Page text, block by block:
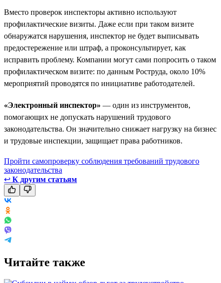
Вместо проверок инспекторы активно используют
профилактические визиты. Даже если при таком визите
обнаружатся нарушения, инспектор не будет выписывать
предостережение или штраф, а проконсультирует, как
исправить проблему. Компании могут сами попросить о таком
профилактическом визите: по данным Роструда, около 10%
мероприятий проводятся по инициативе работодателей.
«Электронный инспектор» — один из инструментов,
помогающих не допускать нарушений трудового
законодательства. Он значительно снижает нагрузку на бизнес
и трудовые инспекции, защищает права работников.
Пройти самопроверку соблюдения требований трудового
законодательства
↩ К другим статьям
Читайте также